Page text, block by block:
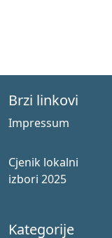
Brzi linkovi
Impressum
Cjenik lokalni
izbori 2025
Kategorije